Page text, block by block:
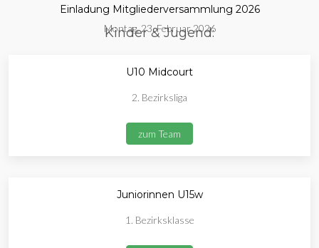
Einladung Mitgliederversammlung 2026
Montag, 23. Februar 2026
Kinder & Jugend:
U10 Midcourt
2. Bezirksliga
zum Team
Juniorinnen U15w
1. Bezirksklasse